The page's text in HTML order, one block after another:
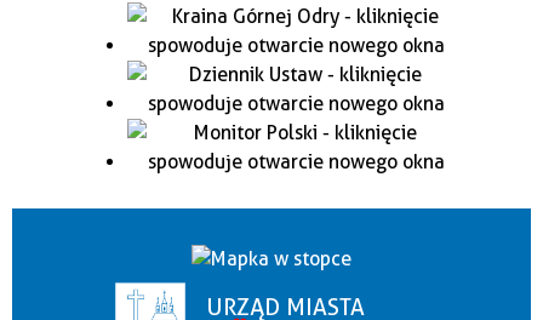
URZĄD MIASTA